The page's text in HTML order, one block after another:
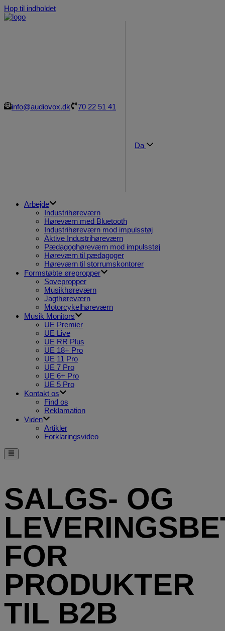
Hop til indholdet
70 22 51 41
info@audiovox.dk
Da
Arbejde
Industrihøreværn
Høreværn med Bluetooth
Industrihøreværn mod impulsstøj
Aktive Industrihøreværn
Pædagoghøreværn mod impulsstøj
Høreværn til pædagoger
Høreværn til storrumskontorer
Formstøbte ørepropper
Sovepropper
Musikhøreværn
Jagthøreværn
Motorcykelhøreværn
Musik Monitors
UE Premier
UE Live
UE RR Plus
UE 18+ Pro
UE 11 Pro
UE 7 Pro
UE 6+ Pro
UE 5 Pro
Kontakt os
Find os
Reklamation
Viden
Artikler
Forklaringsvideo
SALGS- OG
FOR
PRODUKTER
TIL B2B